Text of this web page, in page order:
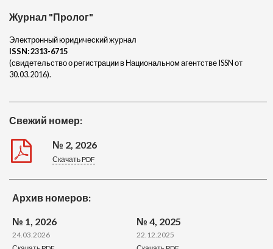
Журнал "Пролог"
Электронный юридический журнал
ISSN:2313-6715
(свидетельство о регистрации в Национальном агентстве ISSN от
30.03.2016).
Свежий номер:
№ 2, 2026
Скачать PDF
Архив номеров:
№ 1, 2026
24.03.2026
№ 4, 2025
22.12.2025